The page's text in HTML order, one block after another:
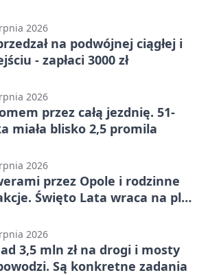
2026
na podwójnej ciągłej i
- zapłaci 3000 zł
2026
przez całą jezdnię. 51-
miała blisko 2,5 promila
2026
przez Opole i rodzinne
Święto Lata wraca na plac
2026
3,5 mln zł na drogi i mosty
Są konkretne zadania